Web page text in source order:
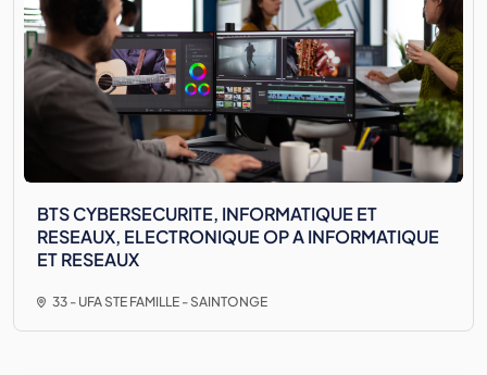
BTS CYBERSECURITE, INFORMATIQUE ET
RESEAUX, ELECTRONIQUE OP A INFORMATIQUE
ET RESEAUX
33 - UFA STE FAMILLE - SAINTONGE